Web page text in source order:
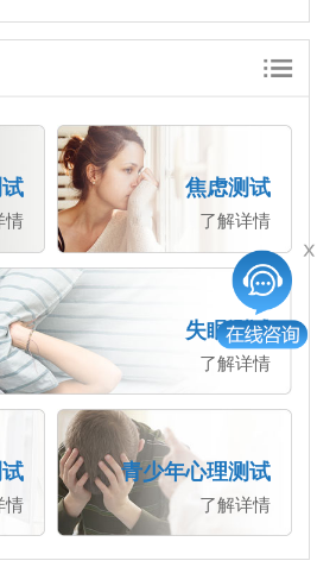
情
焦虑测试
了解详情
失眠测试
了解详情
情
青少年心理测试
了解详情